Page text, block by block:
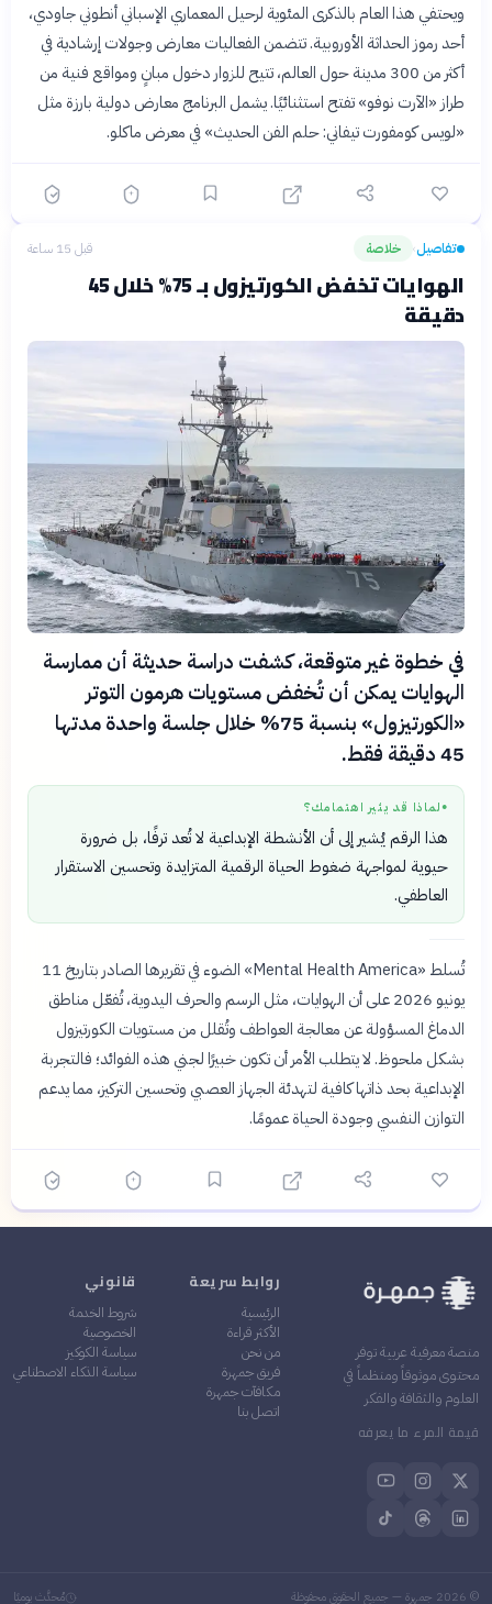
ويحتفي هذا العام بالذكرى المئوية لرحيل المعماري الإسباني أنطوني جاودي،
أحد رموز الحداثة الأوروبية. تتضمن الفعاليات معارض وجولات إرشادية في
أكثر من 300 مدينة حول العالم، تتيح للزوار دخول مبانٍ ومواقع فنية من
طراز «الآرت نوفو» تفتح استثنائيًا. يشمل البرنامج معارض دولية بارزة مثل
«لويس كومفورت تيفاني: حلم الفن الحديث» في معرض ماكلو.
تفاصيل› خلاصة قبل 15 ساعة
الهوايات تخفض الكورتيزول بـ 75% خلال 45
دقيقة
في خطوة غير متوقعة، كشفت دراسة حديثة أن ممارسة
الهوايات يمكن أن تُخفض مستويات هرمون التوتر
«الكورتيزول» بنسبة 75% خلال جلسة واحدة مدتها
45 دقيقة فقط.
● لماذا قد يثير اهتمامك؟
هذا الرقم يُشير إلى أن الأنشطة الإبداعية لا تُعد ترفًا، بل ضرورة
حيوية لمواجهة ضغوط الحياة الرقمية المتزايدة وتحسين الاستقرار
العاطفي.
تُسلط «Mental Health America» الضوء في تقريرها الصادر بتاريخ 11
يونيو 2026 على أن الهوايات، مثل الرسم والحرف اليدوية، تُفعّل مناطق
الدماغ المسؤولة عن معالجة العواطف وتُقلل من مستويات الكورتيزول
بشكل ملحوظ. لا يتطلب الأمر أن تكون خبيرًا لجني هذه الفوائد؛ فالتجربة
الإبداعية بحد ذاتها كافية لتهدئة الجهاز العصبي وتحسين التركيز، مما يدعم
التوازن النفسي وجودة الحياة عمومًا.
منصة معرفية عربية توفر
محتوى موثوقاً ومنظماً في
العلوم والثقافة والفكر
قيمة المرء ما يعرفه
روابط سريعة
الرئيسية
الأكثر قراءة
من نحن
فريق جمهرة
مكافآت جمهرة
اتصل بنا
قانوني
شروط الخدمة
الخصوصية
سياسة الكوكيز
سياسة الذكاء الاصطناعي
©
2026 جمهرة — جميع الحقوق محفوظة مُحدَّث يوميًا